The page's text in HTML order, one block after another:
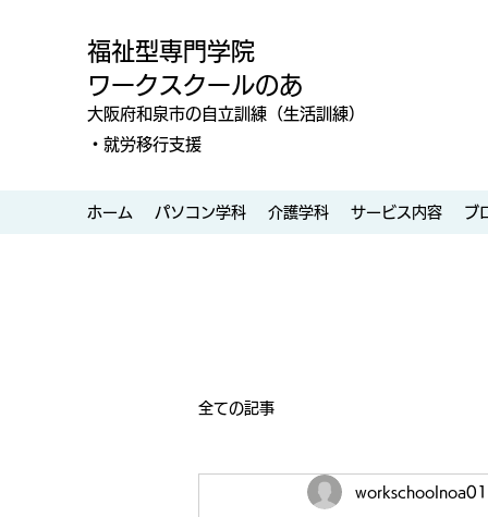
福祉型専門学院
ワークスクールのあ
大阪府和泉市の自立訓練（生活訓練）
・就労移行支援
ホーム パソコン学科 介護学科 サービス内容 ブ
全ての記事
workschoolnoa01